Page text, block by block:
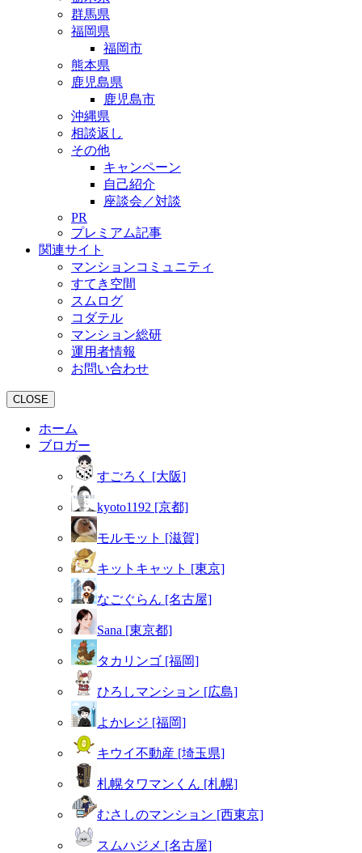
群馬県
福岡県
福岡市
熊本県
鹿児島県
鹿児島市
沖縄県
相談返し
その他
キャンペーン
自己紹介
座談会／対談
PR
プレミアム記事
関連サイト
マンションコミュニティ
すてき空間
スムログ
コダテル
マンション総研
運用者情報
お問い合わせ
CLOSE
ホーム
ブロガー
すごろく [大阪]
kyoto1192 [京都]
モルモット [滋賀]
キットキャット [東京]
なごぐらん [名古屋]
Sana [東京都]
タカリンゴ [福岡]
ひろしマンション [広島]
よかレジ [福岡]
キウイ不動産 [埼玉県]
札幌タワマンくん [札幌]
むさしのマンション [西東京]
スムハジメ [名古屋]